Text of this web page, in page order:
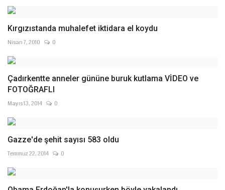
Kırgızıstanda muhalefet iktidara el koydu
Nisan 7, 2010 0
Çadırkentte anneler gününe buruk kutlama VİDEO ve
FOTOĞRAFLI
Mayıs 13, 2014 0
Gazze'de şehit sayısı 583 oldu
Temmuz 22, 2014 0